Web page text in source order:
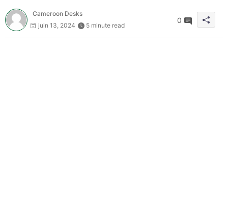
Cameroon Desks
juin 13, 2024
5 minute read
0